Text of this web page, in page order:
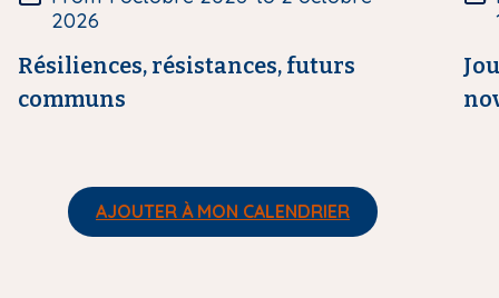
2026
Résiliences, résistances, futurs
communs
AJOUTER À MON CALENDRIER